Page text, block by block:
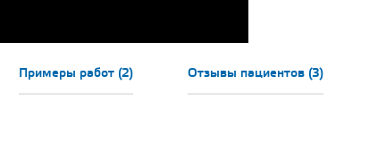
Примеры работ (2) Отзывы пациентов (3)